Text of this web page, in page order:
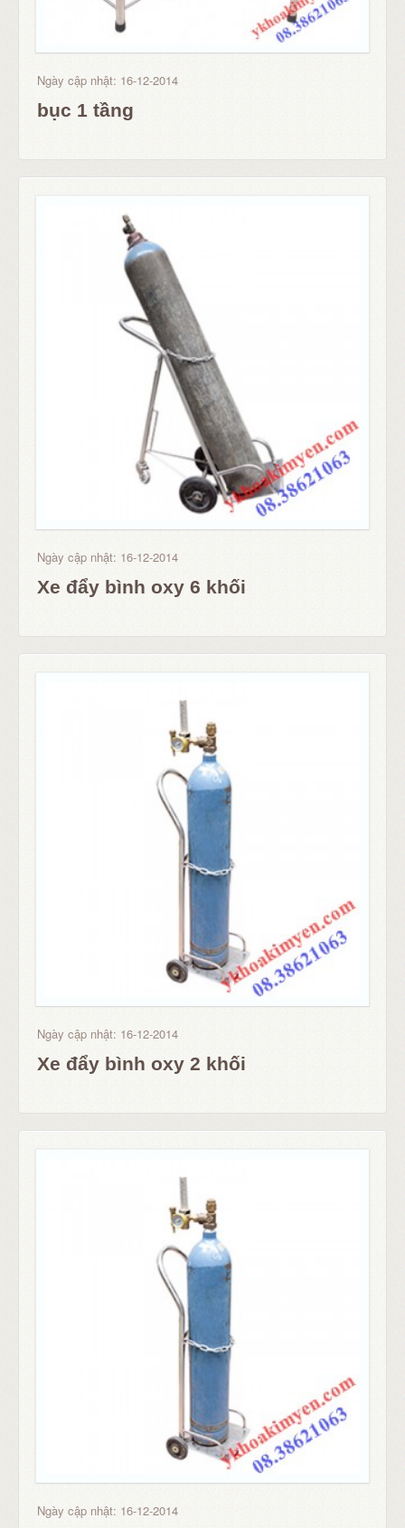
Ngày cập nhật: 16-12-2014
bục 1 tầng
Ngày cập nhật: 16-12-2014
Xe đẩy bình oxy 6 khối
Ngày cập nhật: 16-12-2014
Xe đẩy bình oxy 2 khối
Ngày cập nhật: 16-12-2014